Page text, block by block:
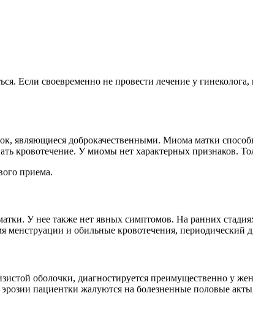
Если своевременно не провести лечение у
являющиеся доброкачественными. Миома матки
кровотечение. У миомы нет характерных признаков.
приема.
У нее также нет явных симптомов. На ранних
менструации и обильные кровотечения, периодический
оболочки, диагностируется преимущественно у
пациентки жалуются на болезненные половые